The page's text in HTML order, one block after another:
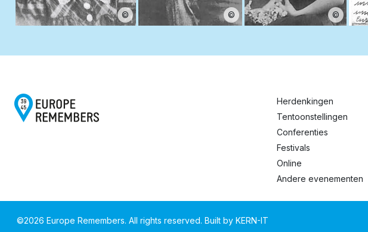
© © ©
Herdenkingen
Tentoonstellingen
Conferenties
Festivals
Online
Andere evenementen
©2026 Europe Remembers. All rights reserved. Built by KERN-IT